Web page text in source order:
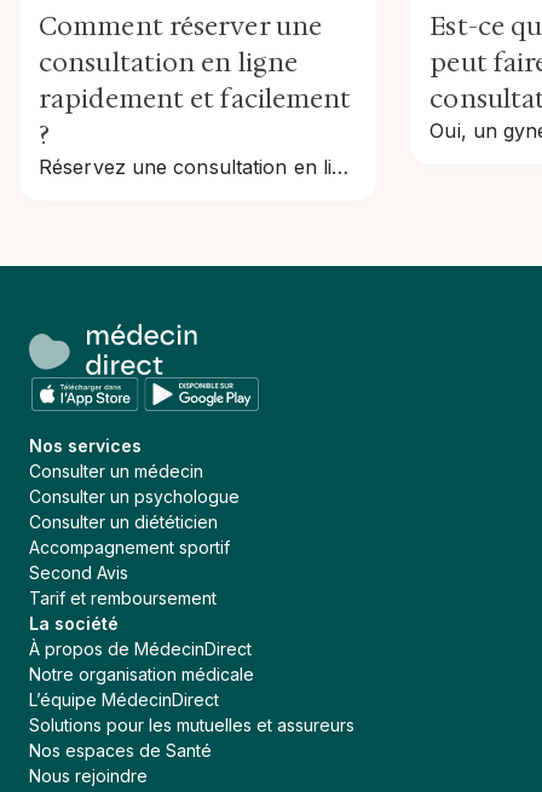
Comment réserver une
consultation en ligne
rapidement et facilement
?
Réservez une consultation en ligne rapidement : étapes, tarifs, remboursement et conseils pour prendre rendez-vous en toute simplicité.
Est-ce
peut
Nos services
Consulter un médecin
Consulter un psychologue
Consulter un diététicien
Accompagnement sportif
Second Avis
Tarif et remboursement
La société
À propos de MédecinDirect
Notre organisation médicale
L’équipe MédecinDirect
Solutions pour les mutuelles et assureurs
Nos espaces de Santé
Nous rejoindre